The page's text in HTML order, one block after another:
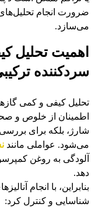
ضرورت انجام
می‌سازد.
اهمیت تحلیل
سردکننده
تحلیل کیفی و کمی
اطمینان از خلوص و
شارژ، بلکه برای
می‌شود. عواملی مانند
آلودگی به روغن
دهد.
بنابراین، با انجام
شناسایی و کنترل کرد: